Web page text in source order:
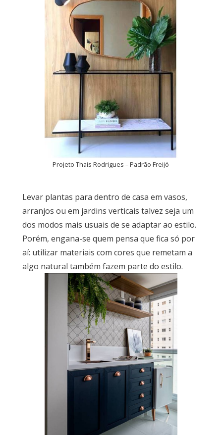
Projeto Thais Rodrigues – Padrão Freijó
Levar plantas para dentro de casa em vasos,
arranjos ou em jardins verticais talvez seja um
dos modos mais usuais de se adaptar ao estilo.
Porém, engana-se quem pensa que fica só por
aí: utilizar materiais com cores que remetam a
algo natural também fazem parte do estilo.